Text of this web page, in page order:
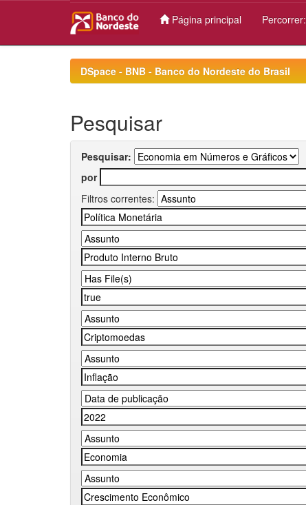
Página principal Percorrer:
DSpace - BNB - Banco do Nordeste do Brasil
Pesquisar
Pesquisar:
por
Filtros correntes: